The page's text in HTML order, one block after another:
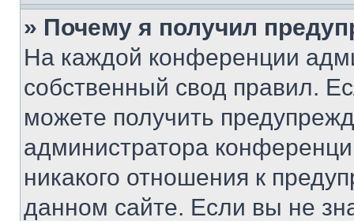
» Почему я получил
На каждой конференции
собственный свод правил.
можете получить
администратора
никакого отношения к
данном сайте. Если вы не